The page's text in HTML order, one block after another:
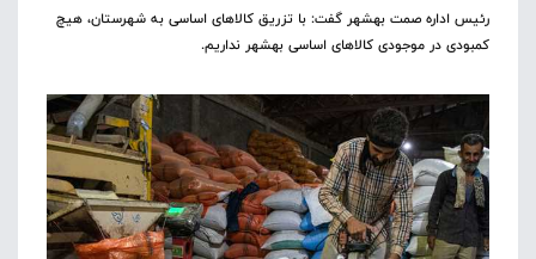
رئیس اداره صمت بهشهر گفت: با تزریق کالاهای اساسی به شهرستان، هیچ
کمبودی در موجودی کالاهای اساسی بهشهر نداریم.